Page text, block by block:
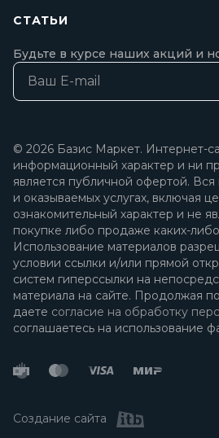
СТАТЬИ
Будьте в курсе наших акций и
© 2026 Базис Маркет. Интернет-
информационный характер и ни
является публичной офертой.
и оказываемых услугах, включая
ознакомительный характер и не
покупке либо продаже каких-
Использование материалов
условии ссылки и/или прямой
систем гиперссылки на
материала на сайте. Продолжая
даете согласие на обработку
соглашаетесь на использование
Создание сайта